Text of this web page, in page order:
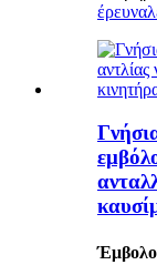
έρευνα
Έμβολο